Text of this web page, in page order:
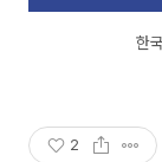
한
2